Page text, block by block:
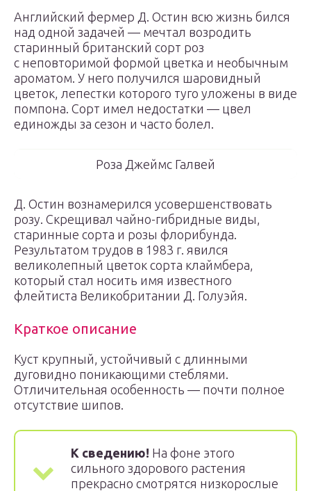
Английский фермер Д. Остин всю жизнь бился
над одной задачей — мечтал возродить
старинный британский сорт роз
с неповторимой формой цветка и необычным
ароматом. У него получился шаровидный
цветок, лепестки которого туго уложены в виде
помпона. Сорт имел недостатки — цвел
единожды за сезон и часто болел.
Роза Джеймс Галвей
Д. Остин вознамерился усовершенствовать
розу. Скрещивал чайно-гибридные виды,
старинные сорта и розы флорибунда.
Результатом трудов в 1983 г. явился
великолепный цветок сорта клаймбера,
который стал носить имя известного
флейтиста Великобритании Д. Голуэйя.
Краткое описание
Куст крупный, устойчивый с длинными
дуговидно поникающими стеблями.
Отличительная особенность — почти полное
отсутствие шипов.
К сведению! На фоне этого
сильного здорового растения
прекрасно смотрятся низкорослые